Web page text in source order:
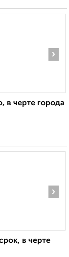
›
в черте города
›
в черте